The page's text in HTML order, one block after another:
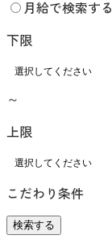
月給で検索する
下限
～
上限
こだわり条件
検索する